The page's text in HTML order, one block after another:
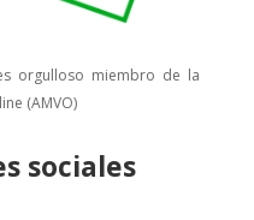
orgulloso miembro de la
(AMVO)
sociales